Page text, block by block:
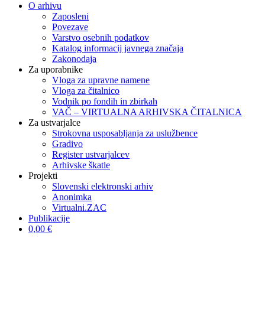
O arhivu
Zaposleni
Povezave
Varstvo osebnih podatkov
Katalog informacij javnega značaja
Zakonodaja
Za uporabnike
Vloga za upravne namene
Vloga za čitalnico
Vodnik po fondih in zbirkah
VAČ – VIRTUALNA ARHIVSKA ČITALNICA
Za ustvarjalce
Strokovna usposabljanja za uslužbence
Gradivo
Register ustvarjalcev
Arhivske škatle
Projekti
Slovenski elektronski arhiv
Anonimka
Virtualni.ZAC
Publikacije
0,00 €